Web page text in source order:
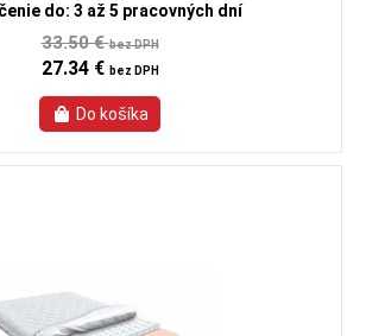
do: 3 až 5 pracovných dní
33.50 €bez DPH
27.34 € bez DPH